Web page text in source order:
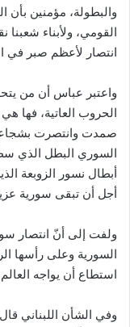
والبطولة، مؤمنين
القومي، ولأبناء
انتصار لأعظم صبر في
واعتبر عباس أن من
الحروب العاتية، فها
صمدت وانتصرت بشجاعة
السوري البطل الذي
أبطال نسور الزوبعة
أجل أن تبقى سورية
ولفت إلى أنّ انتصار
السورية وعلى رأسها
استطاع أن يواجه
وفي الشأن اللبناني